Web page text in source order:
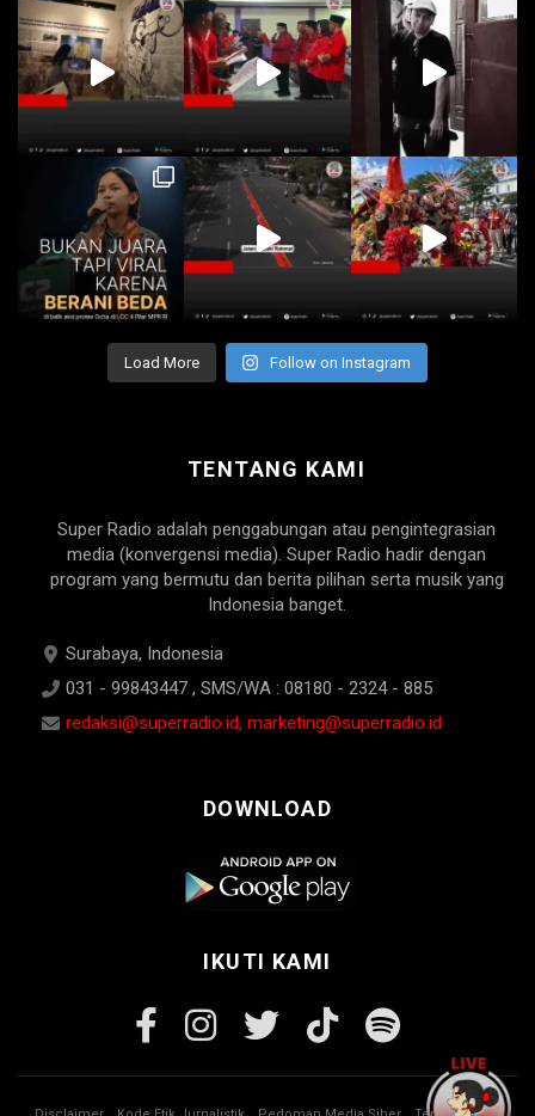
Load More Follow on Instagram
TENTANG KAMI
Super Radio adalah penggabungan atau pengintegrasian
media (konvergensi media). Super Radio hadir dengan
program yang bermutu dan berita pilihan serta musik yang
Indonesia banget.
Surabaya, Indonesia
031 - 99843447 , SMS/WA : 08180 - 2324 - 885
redaksi@superradio.id, marketing@superradio.id
DOWNLOAD
IKUTI KAMI